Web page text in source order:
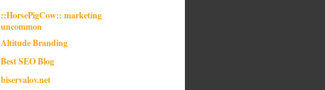
::HorsePigCow:: marketing
uncommon
Altitude Branding
Best SEO Blog
biservalov.net